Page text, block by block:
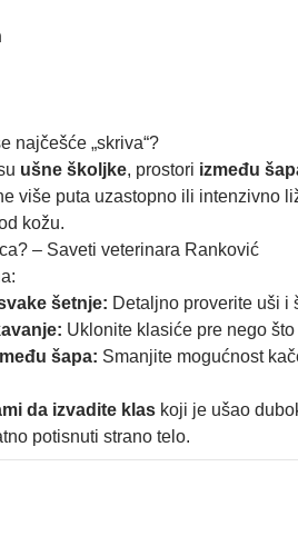
najčešće „skriva“?
ušne školjke, prostori između
više puta uzastopno ili intenzivno
kožu.
– Saveti veterinara Ranković
šetnje: Detaljno proverite uši i
Uklonite klasiće pre nego
šapa: Smanjite mogućnost
da izvadite klaskoji je ušao
potisnuti strano telo.